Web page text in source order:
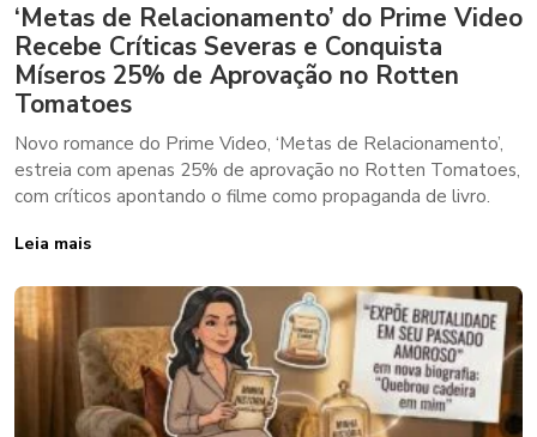
‘Metas de Relacionamento’ do Prime Video
Recebe Críticas Severas e Conquista
Míseros 25% de Aprovação no Rotten
Tomatoes
Novo romance do Prime Video, ‘Metas de Relacionamento’,
estreia com apenas 25% de aprovação no Rotten Tomatoes,
com críticos apontando o filme como propaganda de livro.
Leia mais